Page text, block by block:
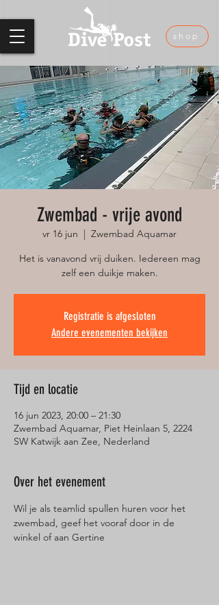
shop
Zwembad - vrije avond
vr 16 jun
  |
Zwembad Aquamar
Het is vanavond vrij duiken. Iedereen mag
zelf een duikje maken.
Registratie is afgesloten
Andere evenementen bekijken
Tijd en locatie
16 jun 2023, 20:00 – 21:30
Zwembad Aquamar, Piet Heinlaan 5, 2224
SW Katwijk aan Zee, Nederland
Over het evenement
Wil je als teamlid spullen huren voor het
zwembad, geef het vooraf door in de
winkel of aan Gertine